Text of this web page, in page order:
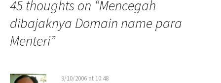
45 thoughts on “Mencegah
dibajaknya Domain name para
Menteri”
9/10/2006 at 10:48